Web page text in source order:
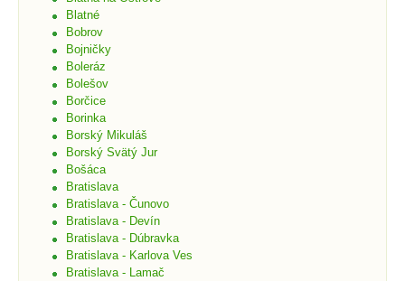
Blatné
Bobrov
Bojničky
Boleráz
Bolešov
Borčice
Borinka
Borský Mikuláš
Borský Svätý Jur
Bošáca
Bratislava
Bratislava - Čunovo
Bratislava - Devín
Bratislava - Dúbravka
Bratislava - Karlova Ves
Bratislava - Lamač